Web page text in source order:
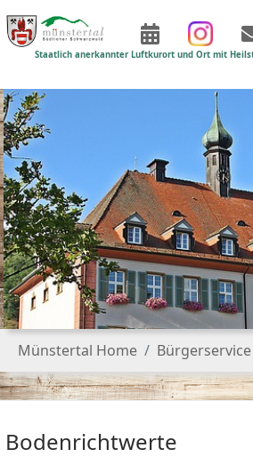
Staatlich anerkannter Luftkurort und Ort mit
Sie sind hier:
Münstertal Home Bürgerservice
Bodenrichtwerte